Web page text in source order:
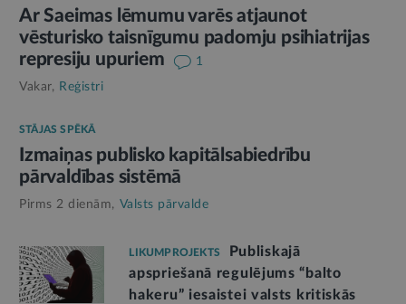
Ar Saeimas lēmumu varēs atjaunot
vēsturisko taisnīgumu padomju psihiatrijas
represiju upuriem
1
Vakar, Reģistri
STĀJAS SPĒKĀ
Izmaiņas publisko kapitālsabiedrību
pārvaldības sistēmā
Pirms 2 dienām, Valsts pārvalde
LIKUMPROJEKTS
Publiskajā
apspriešanā regulējums “balto
hakeru” iesaistei valsts kritiskās